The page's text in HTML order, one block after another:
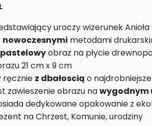
uroczy wizerunek
nowoczesnymi metodami
obraz na płycie
21 cm x 9 cm
ręcznie z dbałoscią o
zawieszenie obrazu nawygodnym
dedykowane opakowanie z
na Chrzest, Komunie, urodziny